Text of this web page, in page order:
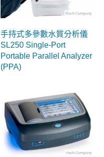
手持式多參數水質分析儀
SL250 Single-Port
Portable Parallel Analyzer
(PPA)